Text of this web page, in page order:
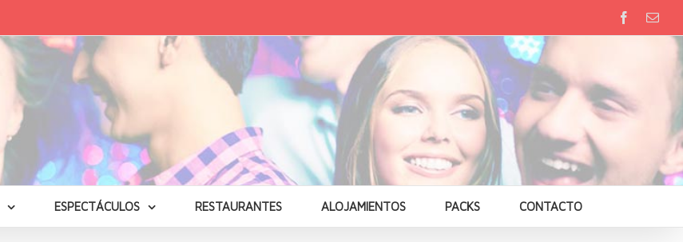
ESPECTÁCULOS RESTAURANTES ALOJAMIENTOS PACKS CONTACTO